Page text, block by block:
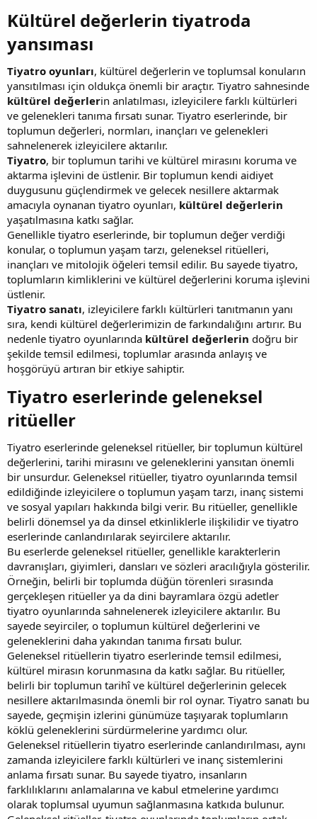
Kültürel değerlerin tiyatroda
yansıması​
Tiyatro oyunları, kültürel değerlerin ve toplumsal konuların
yansıtılması için oldukça önemli bir araçtır. Tiyatro sahnesinde
kültürel değerlerin anlatılması, izleyicilere farklı kültürleri
ve gelenekleri tanıma fırsatı sunar. Tiyatro eserlerinde, bir
toplumun değerleri, normları, inançları ve gelenekleri
sahnelenerek izleyicilere aktarılır.
Tiyatro, bir toplumun tarihi ve kültürel mirasını koruma ve
aktarma işlevini de üstlenir. Bir toplumun kendi aidiyet
duygusunu güçlendirmek ve gelecek nesillere aktarmak
amacıyla oynanan tiyatro oyunları, kültürel değerlerin
yaşatılmasına katkı sağlar.
Genellikle tiyatro eserlerinde, bir toplumun değer verdiği
konular, o toplumun yaşam tarzı, geleneksel ritüelleri,
inançları ve mitolojik öğeleri temsil edilir. Bu sayede tiyatro,
toplumların kimliklerini ve kültürel değerlerini koruma işlevini
üstlenir.
Tiyatro sanatı, izleyicilere farklı kültürleri tanıtmanın yanı
sıra, kendi kültürel değerlerimizin de farkındalığını artırır. Bu
nedenle tiyatro oyunlarında kültürel değerlerin doğru bir
şekilde temsil edilmesi, toplumlar arasında anlayış ve
hoşgörüyü artıran bir etkiye sahiptir.
Tiyatro eserlerinde geleneksel
ritüeller​
Tiyatro eserlerinde geleneksel ritüeller, bir toplumun kültürel
değerlerini, tarihi mirasını ve geleneklerini yansıtan önemli
bir unsurdur. Geleneksel ritüeller, tiyatro oyunlarında temsil
edildiğinde izleyicilere o toplumun yaşam tarzı, inanç sistemi
ve sosyal yapıları hakkında bilgi verir. Bu ritüeller, genellikle
belirli dönemsel ya da dinsel etkinliklerle ilişkilidir ve tiyatro
eserlerinde canlandırılarak seyircilere aktarılır.
Bu eserlerde geleneksel ritüeller, genellikle karakterlerin
davranışları, giyimleri, dansları ve sözleri aracılığıyla gösterilir.
Örneğin, belirli bir toplumda düğün törenleri sırasında
gerçekleşen ritüeller ya da dini bayramlara özgü adetler
tiyatro oyunlarında sahnelenerek izleyicilere aktarılır. Bu
sayede seyirciler, o toplumun kültürel değerlerini ve
geleneklerini daha yakından tanıma fırsatı bulur.
Geleneksel ritüellerin tiyatro eserlerinde temsil edilmesi,
kültürel mirasın korunmasına da katkı sağlar. Bu ritüeller,
belirli bir toplumun tarihî ve kültürel değerlerinin gelecek
nesillere aktarılmasında önemli bir rol oynar. Tiyatro sanatı bu
sayede, geçmişin izlerini günümüze taşıyarak toplumların
köklü geleneklerini sürdürmelerine yardımcı olur.
Geleneksel ritüellerin tiyatro eserlerinde canlandırılması, aynı
zamanda izleyicilere farklı kültürleri ve inanç sistemlerini
anlama fırsatı sunar. Bu sayede tiyatro, insanların
farklılıklarını anlamalarına ve kabul etmelerine yardımcı
olarak toplumsal uyumun sağlanmasına katkıda bulunur.